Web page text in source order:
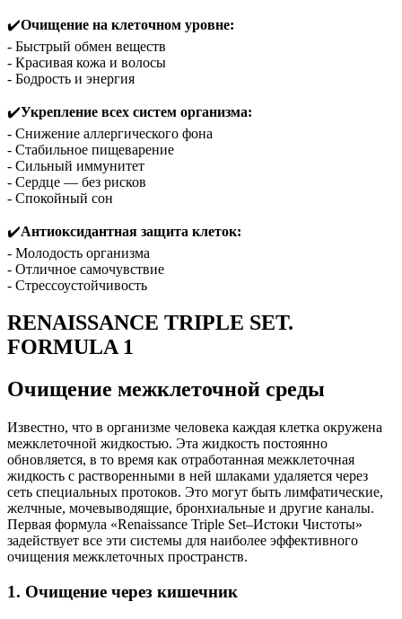
✔️Очищение на клеточном уровне:
- Быстрый обмен веществ
- Красивая кожа и волосы
- Бодрость и энергия
✔️Укрепление всех систем организма:
- Снижение аллергического фона
- Стабильное пищеварение
- Сильный иммунитет
- Сердце — без рисков
- Спокойный сон
✔️Антиоксидантная защита клеток:
- Молодость организма
- Отличное самочувствие
- Стрессоустойчивость
RENAISSANCE TRIPLE SET.
FORMULA 1
Очищение межклеточной среды
Известно, что в организме человека каждая клетка окружена
межклеточной жидкостью. Эта жидкость постоянно
обновляется, в то время как отработанная межклеточная
жидкость с растворенными в ней шлаками удаляется через
сеть специальных протоков. Это могут быть лимфатические,
желчные, мочевыводящие, бронхиальные и другие каналы.
Первая формула «Renaissance Triple Set–Истоки Чистоты»
задействует все эти системы для наиболее эффективного
очищения межклеточных пространств.
1. Очищение через кишечник